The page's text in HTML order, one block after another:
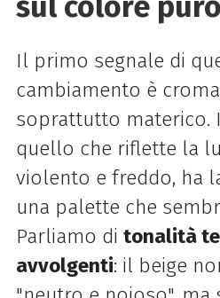
Il primo segnale di
cambiamento è
soprattutto materico.
quello che riflette la
violento e freddo, ha
una palette che
Parliamo di tonalità
avvolgenti: il beige